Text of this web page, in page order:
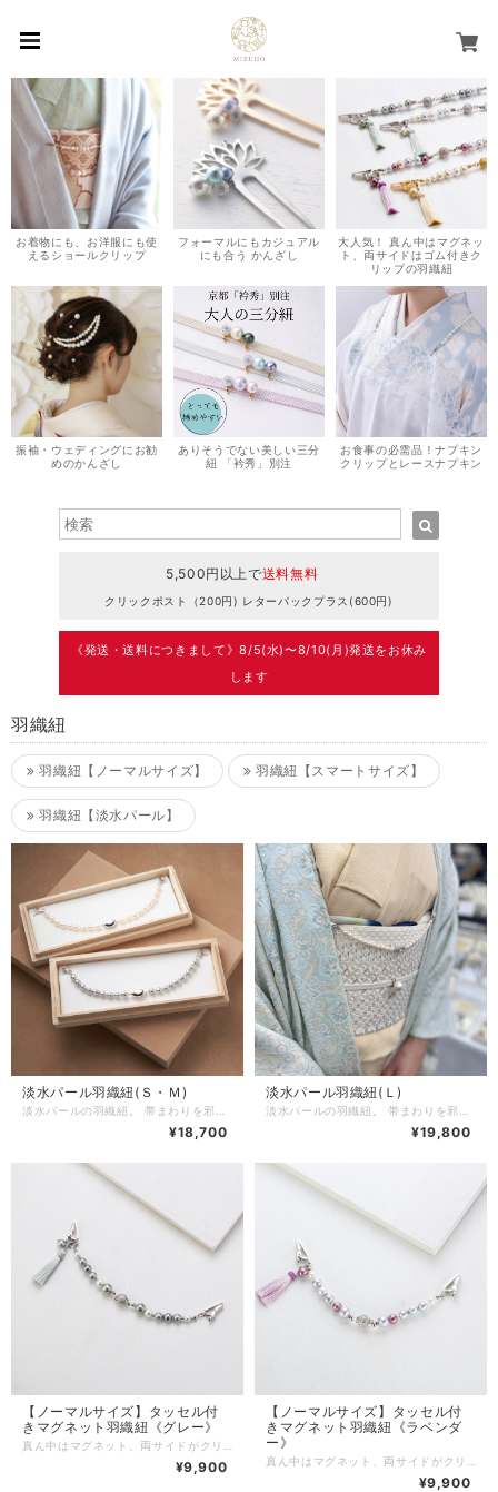
お着物にも、お洋服にも使
えるショールクリップ
フォーマルにもカジュアル
にも合う かんざし
大人気！ 真ん中はマグネッ
ト、両サイドはゴム付きク
リップの羽織紐
振袖・ウェディングにお勧
めのかんざし
ありそうでない美しい三分
紐 「衿秀」別注
お食事の必需品！ナプキン
クリップとレースナプキン
5,500円以上で送料無料
クリックポスト（200円) レターパックプラス(600円)
《発送・送料につきまして》8/5(水)〜8/10(月)発送をお休み
します
羽織紐
羽織紐【ノーマルサイズ】 羽織紐【スマートサイズ】
羽織紐【淡水パール】
淡水パール羽織紐(Ｓ・Ｍ)
¥18,700
淡水パール羽織紐(Ｌ)
¥19,800
【ノーマルサイズ】タッセル付
きマグネット羽織紐《グレー》
¥9,900
【ノーマルサイズ】タッセル付
きマグネット羽織紐《ラベンダ
ー》
¥9,900